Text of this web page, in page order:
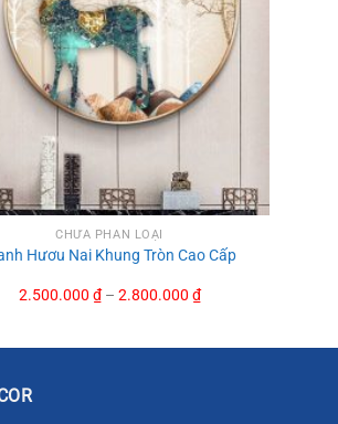
CHƯA PHÂN LOẠI
Hươu Nai Khung Tròn Cao Cấp
2.500.000 ₫– 2.800.000 ₫